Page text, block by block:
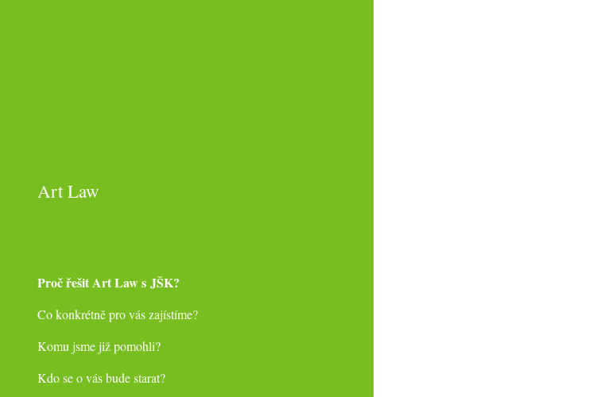
Art Law
Proč řešit Art Law s JŠK?
Co konkrétně pro vás zajístíme?
Komu jsme již pomohli?
Kdo se o vás bude starat?